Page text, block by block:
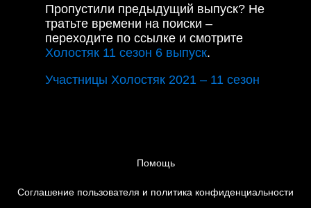
Пропустили предыдущий выпуск? Не
тратьте времени на поиски –
переходите по ссылке и смотрите
Холостяк 11 сезон 6 выпуск.
Участницы Холостяк 2021 – 11 сезон
Помощь
Соглашение пользователя и политика конфиденциальности